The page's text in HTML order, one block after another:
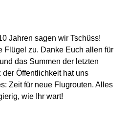
Jahren sagen wir Tschüss!
Flügel zu. Danke Euch allen für
das Summen der letzten
Öffentlichkeit hat uns
Zeit für neue Flugrouten. Alles
wie Ihr wart!